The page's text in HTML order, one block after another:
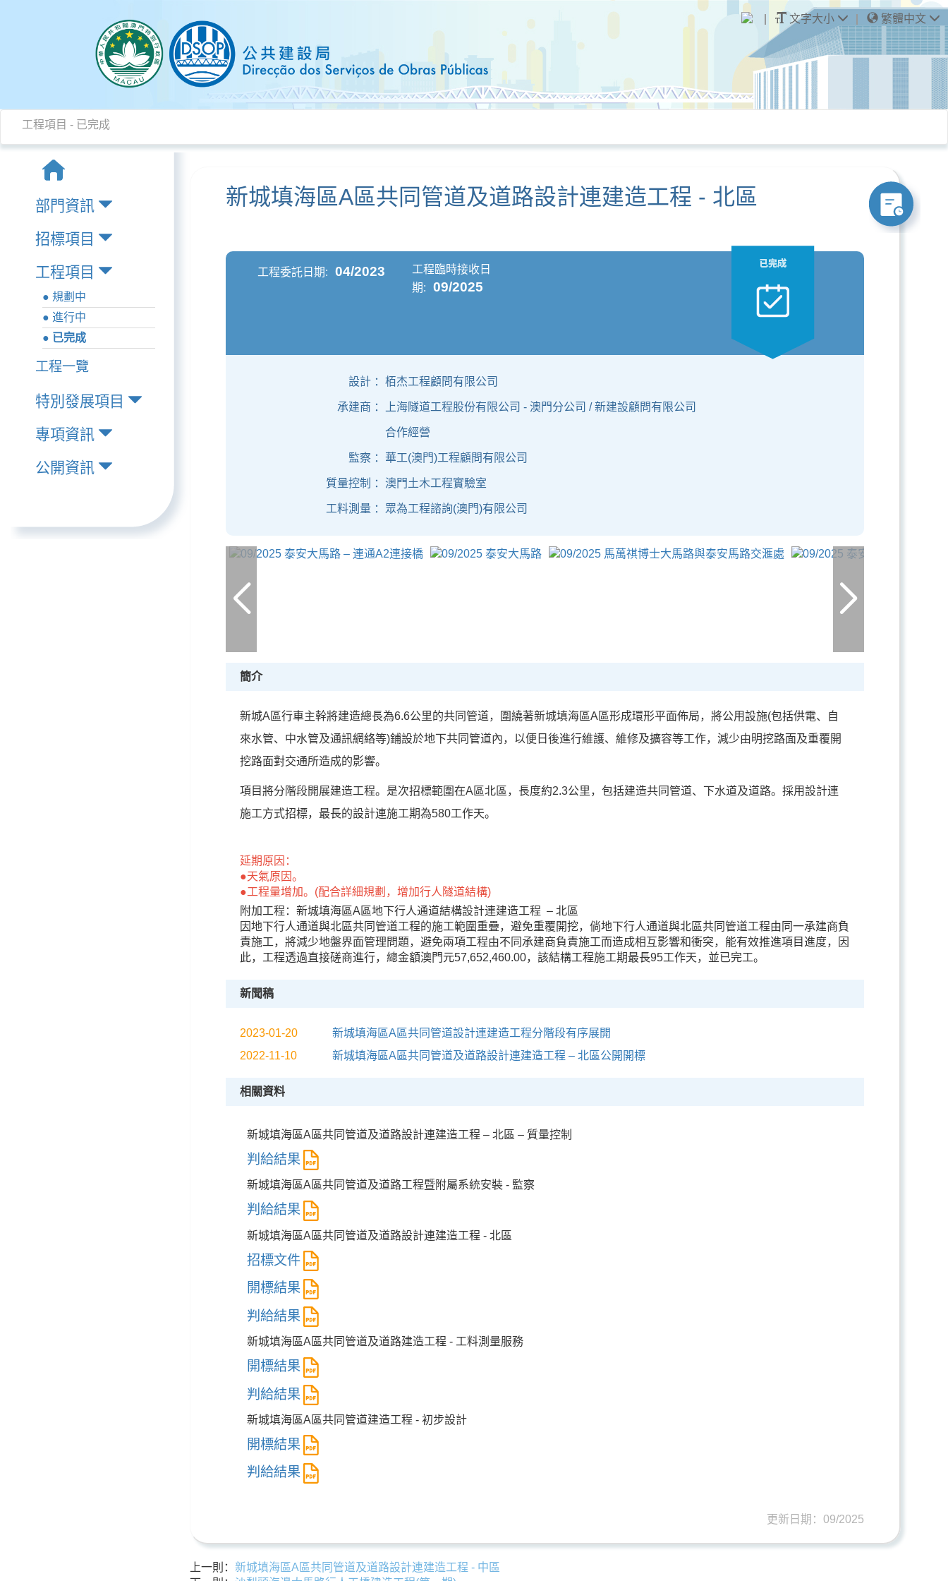
文字大小 繁體中文
工程項目 - 已完成
部門資訊
招標項目
工程項目
● 規劃中
● 進行中
● 已完成
工程一覽
特別發展項目
專項資訊
公開資訊
新城填海區A區共同管道及道路設計連建造工程 - 北區
工程委託日期: 04/2023
工程臨時接收日
期:
09/2025
設計 ：栢杰工程顧問有限公司
承建商 ： 上海隧道工程股份有限公司 - 澳門分公司 / 新建設顧問有限公司
合作經營
監察 ：華工(澳門)工程顧問有限公司
質量控制 ： 澳門土木工程實驗室
工料測量 ： 眾為工程諮詢(澳門)有限公司
簡介
新城A區行車主幹將建造總長為6.6公里的共同管道，圍繞著新城填海區A區形成環形平面佈局，將公用設施(包括供電、自
來水管、中水管及通訊網絡等)鋪設於地下共同管道內，以便日後進行維護、維修及擴容等工作，減少由明挖路面及重覆開
挖路面對交通所造成的影響。
項目將分階段開展建造工程。是次招標範圍在A區北區，長度約2.3公里，包括建造共同管道、下水道及道路。採用設計連
施工方式招標，最長的設計連施工期為580工作天。
延期原因：
●天氣原因。
●工程量增加。(配合詳細規劃，增加行人隧道結構)
附加工程：新城填海區A區地下行人通道結構設計連建造工程 – 北區
因地下行人通道與北區共同管道工程的施工範圍重疊，避免重覆開挖，倘地下行人通道與北區共同管道工程由同一承建商負
責施工，將減少地盤界面管理問題，避免兩項工程由不同承建商負責施工而造成相互影響和衝突，能有效推進項目進度，因
此，工程透過直接磋商進行，總金額澳門元57,652,460.00，該結構工程施工期最長95工作天，並已完工。
新聞稿
2023-01-20
新城填海區A區共同管道設計連建造工程分階段有序展開
2022-11-10
新城填海區A區共同管道及道路設計連建造工程 – 北區公開開標
相關資料
新城填海區A區共同管道及道路設計連建造工程 – 北區 – 質量控制
判給結果
新城填海區A區共同管道及道路工程暨附屬系統安裝 - 監察
判給結果
新城填海區A區共同管道及道路設計連建造工程 - 北區
招標文件
開標結果
判給結果
新城填海區A區共同管道及道路建造工程 - 工料測量服務
開標結果
判給結果
新城填海區A區共同管道建造工程 - 初步設計
開標結果
判給結果
更新日期：09/2025
上一則： 新城填海區A區共同管道及道路設計連建造工程 - 中區